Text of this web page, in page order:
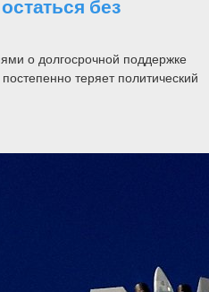
без
о долгосрочной поддержке
теряет политический